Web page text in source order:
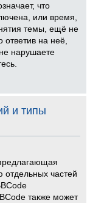
что
или время,
темы, ещё не
ответив на неё,
нарушаете
и типы
частей
также может